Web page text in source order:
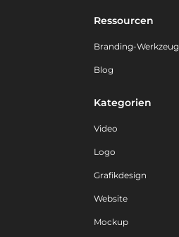
Ressourcen
Branding-Werkzeug
Blog
Kategorien
Video
Logo
Grafikdesign
Website
Mockup